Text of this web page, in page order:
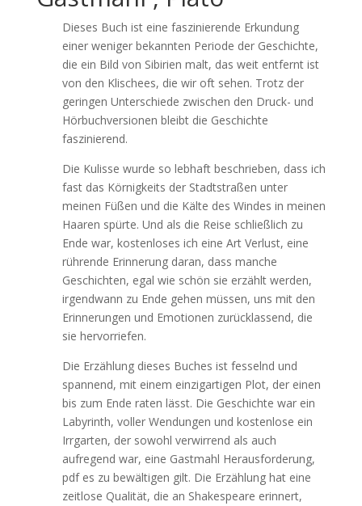
Dieses Buch ist eine faszinierende Erkundung
einer weniger bekannten Periode der Geschichte,
die ein Bild von Sibirien malt, das weit entfernt ist
von den Klischees, die wir oft sehen. Trotz der
geringen Unterschiede zwischen den Druck- und
Hörbuchversionen bleibt die Geschichte
faszinierend.
Die Kulisse wurde so lebhaft beschrieben, dass ich
fast das Körnigkeits der Stadtstraßen unter
meinen Füßen und die Kälte des Windes in meinen
Haaren spürte. Und als die Reise schließlich zu
Ende war, kostenloses ich eine Art Verlust, eine
rührende Erinnerung daran, dass manche
Geschichten, egal wie schön sie erzählt werden,
irgendwann zu Ende gehen müssen, uns mit den
Erinnerungen und Emotionen zurücklassend, die
sie hervorriefen.
Die Erzählung dieses Buches ist fesselnd und
spannend, mit einem einzigartigen Plot, der einen
bis zum Ende raten lässt. Die Geschichte war ein
Labyrinth, voller Wendungen und kostenlose ein
Irrgarten, der sowohl verwirrend als auch
aufregend war, eine Gastmahl Herausforderung,
pdf es zu bewältigen gilt. Die Erzählung hat eine
zeitlose Qualität, die an Shakespeare erinnert,